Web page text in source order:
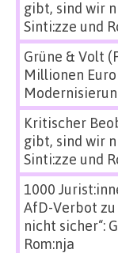
gibt, sind wir
Sinti:zze und
Grüne & Volt
Millionen
Kritischer
gibt, sind wir
Sinti:zze und
1000
AfD-Verbot zu
nicht sicher“:
Rom:nja